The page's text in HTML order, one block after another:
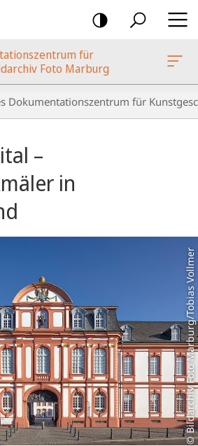
für
Foto Marburg
Dokumentationszentrum für
–
in
© Bildarchiv Foto Marburg/Tobias Vollmer